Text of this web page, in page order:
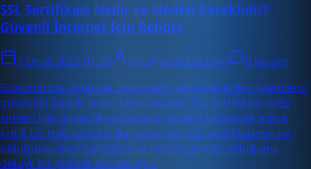
SSL Sertifikası Nedir ve Neden Gereklidir?
Güvenli İnternet İçin Rehber
7 Ocak 2025 01:30 info@enabase.com
0 yorum
Günümüzde, internet üzerinden gerçekleştirilen işlemlerin
güvenliği büyük önem taşımaktadır. SSL Sertifikası, web
siteleri için güvenlik ve kullanıcı güveni sağlamak adına
kritik bir role sahiptir. Bu rehberde, SSL sertifikasının ne
olduğunu, nasıl çalıştığını ve neden gerekli olduğunu
detaylı bir şekilde ele alacağız.